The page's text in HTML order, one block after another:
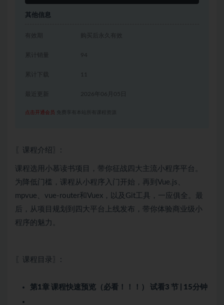
其他信息
有效期 购买后永久有效
累计销量 94
累计下载 11
2026年06月05日
点击开通会员 免费享有本站所有课程资源
〖课程介绍〗:
课程选用小慕读书项目，带你征战四大主流小程序平台。
为降低门槛，课程从小程序入门开始，再到Vue.js、
mpvue、vue-router和Vuex，以及Git工具，一应俱全。最
后，从项目规划到四大平台上线发布，带你体验商业级小
程序的魅力。
〖课程目录〗:
第1章 课程快速预览（必看！！！） 试看3 节 | 15分钟